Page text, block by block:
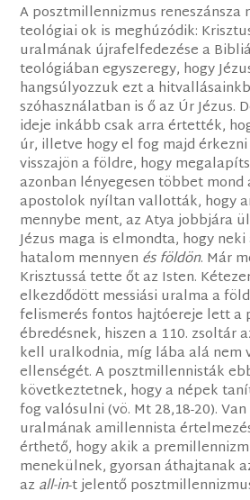
A posztmillennizmus reneszánsza
teológiai ok is meghúzódik:
uralmának újrafelfedezése a
teológiában egyszeregy, hogy
hangsúlyozzuk ezt a
szóhasználatban is ő az Úr Jézus.
ideje inkább csak arra értették,
úr, illetve hogy el fog majd
visszajön a földre, hogy
azonban lényegesen többet mond
apostolok nyíltan vallották, hogy
mennybe ment, az Atya jobbjára
Jézus maga is elmondta, hogy
hatalom mennyen és földön. Már
Krisztussá tette őt az Isten.
elkezdődött messiási uralma a
felismerés fontos hajtóereje lett a
ébredésnek, hiszen a 110. zsoltár
kell uralkodnia, míg lába alá nem
ellenségét. A posztmillennisták
következtetnek, hogy a népek
fog valósulni (vö. Mt 28,18-20).
uralmának amillennista
érthető, hogy akik a
menekülnek, gyorsan áthajtanak
az all-in-t jelentő